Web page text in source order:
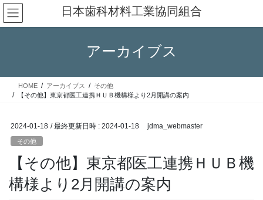
コ
ン
テ
ス
ナ
ビ
ゲ
ン
日本歯科材料工業協同組合
アーカイブス
HOME アーカイブス
その他
【その他】東京都医工連携ＨＵＢ機構様より2月開講の案内
2024-01-18 / 最終更新日時 : 2024-01-18 jdma_webmaster
その他
【その他】東京都医工連携ＨＵＢ機
構様より2月開講の案内